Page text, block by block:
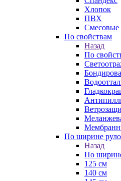
Хлопок
ПВХ
Смесовые
По свойствам
Назад
По
По ширине
Назад
По
125 см
140 см